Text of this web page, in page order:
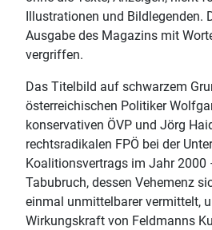
Illustrationen und Bildlegenden.
Ausgabe des Magazins mit
vergriffen.
Das Titelbild auf schwarzem
österreichischen Politiker
konservativen ÖVP und Jörg
rechtsradikalen FPÖ bei der
Koalitionsvertrags im Jahr 2000
Tabubruch, dessen Vehemenz
einmal unmittelbarer vermittelt,
Wirkungskraft von Feldmanns